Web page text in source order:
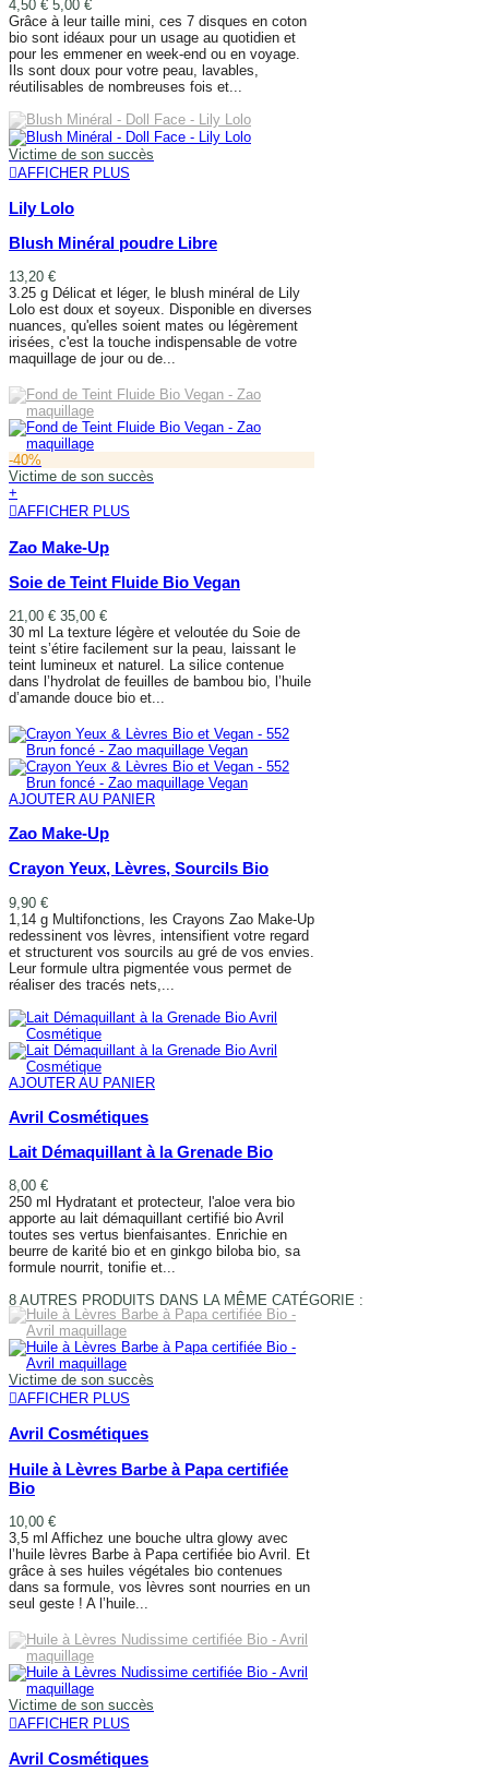
4,50 € 5,00 €
Grâce à leur taille mini, ces 7 disques en coton
bio sont idéaux pour un usage au quotidien et
pour les emmener en week-end ou en voyage.
Ils sont doux pour votre peau, lavables,
réutilisables de nombreuses fois et...
Victime de son succès
AFFICHER PLUS
Lily Lolo
Blush Minéral poudre Libre
13,20 €
3.25 g Délicat et léger, le blush minéral de Lily
Lolo est doux et soyeux. Disponible en diverses
nuances, qu'elles soient mates ou légèrement
irisées, c'est la touche indispensable de votre
maquillage de jour ou de...
-40%
Victime de son succès
+
AFFICHER PLUS
Zao Make-Up
Soie de Teint Fluide Bio Vegan
21,00 € 35,00 €
30 ml La texture légère et veloutée du Soie de
teint s’étire facilement sur la peau, laissant le
teint lumineux et naturel. La silice contenue
dans l’hydrolat de feuilles de bambou bio, l’huile
d’amande douce bio et...
AJOUTER AU PANIER
Zao Make-Up
Crayon Yeux, Lèvres, Sourcils Bio
9,90 €
1,14 g Multifonctions, les Crayons Zao Make-Up
redessinent vos lèvres, intensifient votre regard
et structurent vos sourcils au gré de vos envies.
Leur formule ultra pigmentée vous permet de
réaliser des tracés nets,...
AJOUTER AU PANIER
Avril Cosmétiques
Lait Démaquillant à la Grenade Bio
8,00 €
250 ml Hydratant et protecteur, l'aloe vera bio
apporte au lait démaquillant certifié bio Avril
toutes ses vertus bienfaisantes. Enrichie en
beurre de karité bio et en ginkgo biloba bio, sa
formule nourrit, tonifie et...
8 AUTRES PRODUITS DANS LA MÊME CATÉGORIE :
Victime de son succès
AFFICHER PLUS
Avril Cosmétiques
Huile à Lèvres Barbe à Papa certifiée
Bio
10,00 €
3,5 ml Affichez une bouche ultra glowy avec
l’huile lèvres Barbe à Papa certifiée bio Avril. Et
grâce à ses huiles végétales bio contenues
dans sa formule, vos lèvres sont nourries en un
seul geste ! A l’huile...
Victime de son succès
AFFICHER PLUS
Avril Cosmétiques